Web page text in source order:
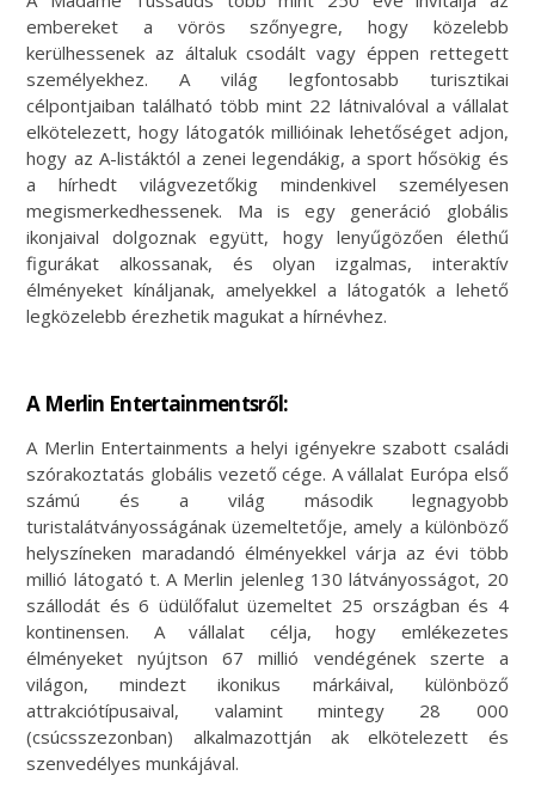
embereket a vörös szőnyegre, hogy közelebb
kerülhessenek az általuk csodált vagy éppen rettegett
személyekhez. A világ legfontosabb turisztikai
célpontjaiban található több mint 22 látnivalóval a vállalat
elkötelezett, hogy látogatók millióinak lehetőséget adjon,
hogy az A-listáktól a zenei legendákig, a sport hősökig és
a hírhedt világvezetőkig mindenkivel személyesen
megismerkedhessenek. Ma is egy generáció globális
ikonjaival dolgoznak együtt, hogy lenyűgözően élethű
figurákat alkossanak, és olyan izgalmas, interaktív
élményeket kínáljanak, amelyekkel a látogatók a lehető
legközelebb érezhetik magukat a hírnévhez.
A Merlin Entertainmentsről:
A Merlin Entertainments a helyi igényekre szabott családi
szórakoztatás globális vezető cége. A vállalat Európa első
számú és a világ második legnagyobb
turistalátványosságának üzemeltetője, amely a különböző
helyszíneken maradandó élményekkel várja az évi több
millió látogató t. A Merlin jelenleg 130 látványosságot, 20
szállodát és 6 üdülőfalut üzemeltet 25 országban és 4
kontinensen. A vállalat célja, hogy emlékezetes
élményeket nyújtson 67 millió vendégének szerte a
világon, mindezt ikonikus márkáival, különböző
attrakciótípusaival, valamint mintegy 28 000
(csúcsszezonban) alkalmazottján ak elkötelezett és
szenvedélyes munkájával.